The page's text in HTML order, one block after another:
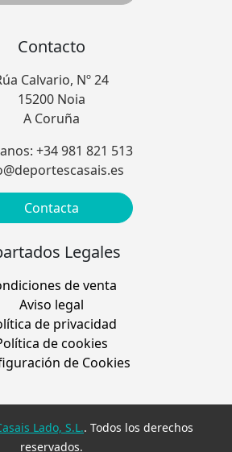
Contacto
Calvario, Nº 24
15200 Noia
A Coruña
+34 981 821 513
Contacta
Legales
de venta
Aviso legal
de privacidad
de cookies
de Cookies
Lado, S.L.. Todos los derechos
reservados.